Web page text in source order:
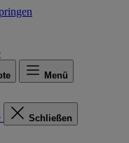
Menü
Schließen